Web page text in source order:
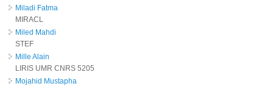
Miladi Fatma
MIRACL
Miled Mahdi
STEF
Mille Alain
LIRIS UMR CNRS 5205
Mojahid Mustapha